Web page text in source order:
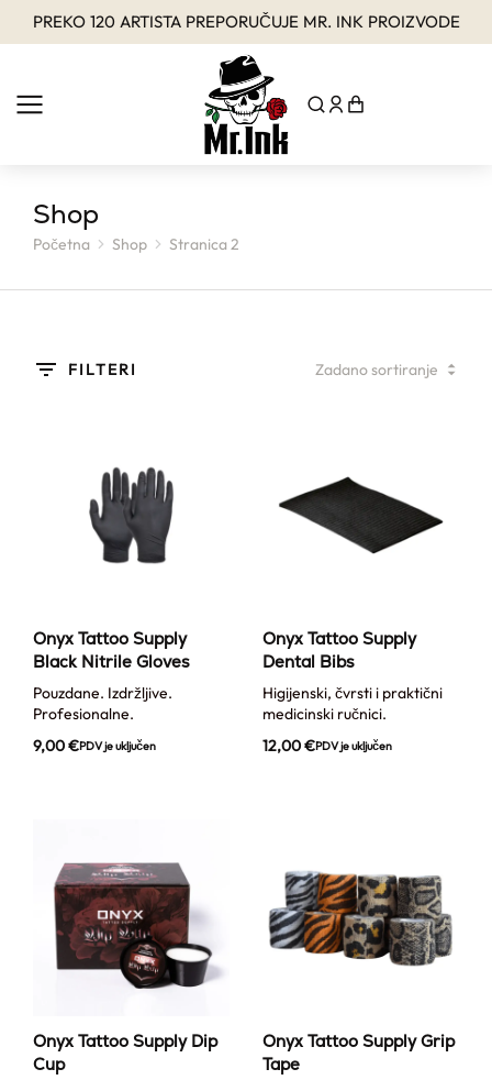
PREKO 120 ARTISTA PREPORUČUJE MR. INK PROIZVODE
Shop
You are here:
Početna Shop Stranica 2
FILTERI
Onyx Tattoo Supply
Black Nitrile Gloves
Pouzdane. Izdržljive.
Profesionalne.
9,00€PDV je uključen
Onyx Tattoo Supply
Dental Bibs
Higijenski, čvrsti i praktični
medicinski ručnici.
12,00€PDV je uključen
Onyx Tattoo Supply Dip
Cup
Onyx Tattoo Supply Grip
Tape